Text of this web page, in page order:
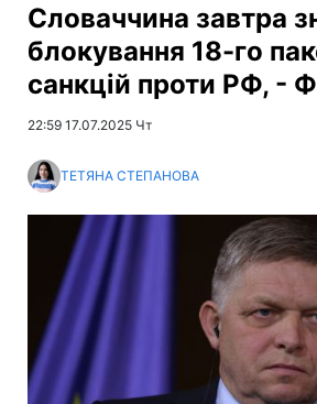
Словаччина завтра
блокування 18-го
санкцій проти РФ, -
22:59 17.07.2025 Чт
ТЕТЯНА СТЕПАНОВА